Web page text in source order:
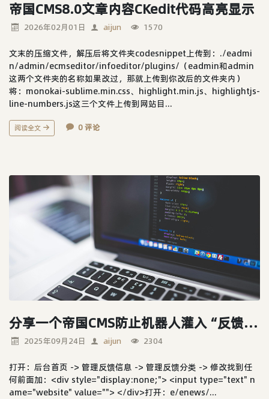
帝国CMS8.0文章内容CKedit代码高亮显示
2026年02月01日 aijun 1570
文末的压缩文件，解压后将文件夹codesnippet上传到：./eadmi
n/admin/ecmseditor/infoeditor/plugins/（eadmin和admin
这两个文件夹的名称如果改过，那就上传到你改后的文件夹内）
将：monokai-sublime.min.css、highlight.min.js、highlightjs-
line-numbers.js这三个文件上传到网站目...
阅读全文 0 评论
分享一个帝国CMS防止机器人灌入“反馈信息”的办法
2025年09月24日 aijun 2304
打开：后台首页 -> 管理反馈信息 -> 管理反馈分类 -> 修改找到任
何前面加：<div style="display:none;"> <input type="text" n
ame="website" value=""> </div>打开：e/enews/...